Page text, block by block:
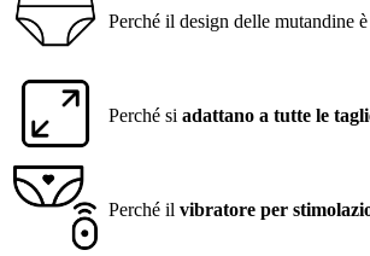
Perché il design delle mutandine è
Perché si adattano a tutte le
Perché il vibratore per